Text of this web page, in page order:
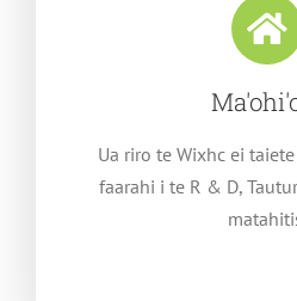
Ua riro te Wixhc ei
faarahi i te R & D,